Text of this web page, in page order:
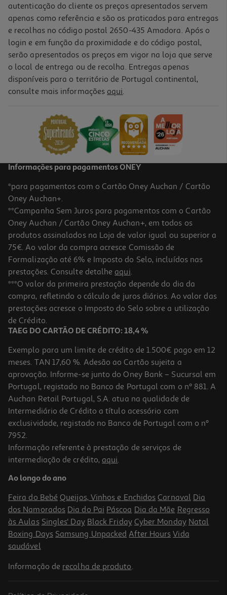
Ração Para Gato Brekkies Mix Vaca 1.5kg
4.1
Ração Gato Auchan Essencial Mix Cereais Carne E Peixe 4 Kg
1.22 €/Kg
4,89 €
Ração Para Gato Auchan Essencial Mix Cereais Carne E Peixe 7kg
1.21 €/Kg
8,49 €
autenticação do cliente os preços apresentados servem
apenas como referência e são os praticados para entregas
e recolhas no código postal 2650-435 Amadora. Após o
login e em função da proximidade e do código postal,
serão apresentados os preços em vigor na loja que serve
o local de entrega ou de recolha. Entregas apenas
disponíveis para o território de Portugal continental,
consulte mais informações aqui.
Informações para pagamentos ONEY
*para pagamentos com o Cartão Oney Auchan / Cartão
Oney Auchan+.
**Campanha Sem Juros para pagamentos com o Cartão
Oney Auchan / Cartão Oney Auchan+, em todos os
produtos assinalados na Loja de valor igual ou superior a
75€. Ao valor da compra acresce Comissão de
Formalização até 6% e Imposto do Selo, incluídos nas
prestações. Consulte detalhe aqui.
***O valor da primeira prestação depende do dia da
compra, refletindo o cálculo de juros diários. Ao valor das
prestações acresce o Imposto do Selo sobre a utilização
de Crédito.
TAEG DO CARTÃO DE CRÉDITO: 18,4 %
Exemplo para um limite de crédito de 1.500€ pago em 12
meses. TAN 17,60 %. Adesão ao Cartão sujeita a
aprovação. Informe-se junto do Oney Bank – Sucursal em
Portugal, registado no Banco de Portugal com o nº 881. A
Auchan Retail Portugal, S.A. atua na qualidade de
Intermediário de Crédito a título acessório com
exclusividade, registado no Banco de Portugal com o nº
7952.
Informação referente à prestação de serviços de
intermediação de crédito, aqui.
Ao longo do ano
Feira do Bebé Queijos, Vinhos e Enchidos Carnaval Dia
dos Namorados Dia do Pai Páscoa Dia da Mãe Regresso
às Aulas Singles' Day Black Friday Cyber Monday Natal
Boxing Days Samsung Unpacked After Hours Vida
saudável
Informação de recolha de produto.